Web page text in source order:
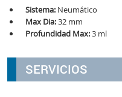
Sistema: Neumático
Max Dia:32 mm
Profundidad Max:3 ml
SERVICIOS